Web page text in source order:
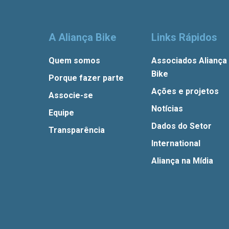
A Aliança Bike
Quem somos
Porque fazer parte
Associe-se
Equipe
Transparência
Links Rápidos
Associados Aliança
Bike
Ações e projetos
Notícias
Dados do Setor
International
Aliança na Mídia